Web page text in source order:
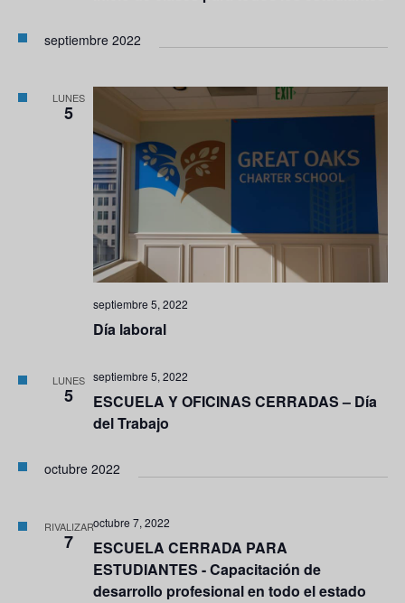
septiembre 2022
LUNES
5
Día laboral
septiembre 5, 2022
LUNES
5
ESCUELA Y OFICINAS CERRADAS – Día
del Trabajo
septiembre 5, 2022
octubre 2022
RIVALIZAR
7
ESCUELA CERRADA PARA
ESTUDIANTES - Capacitación de
desarrollo profesional en todo el estado
octubre 7, 2022